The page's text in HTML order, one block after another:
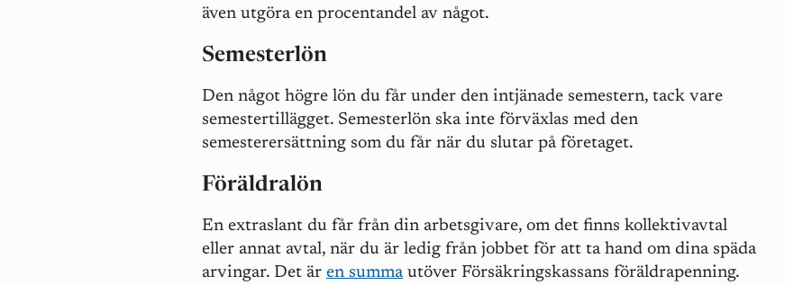
även utgöra en procentandel av något.
Semesterlön
Den något högre lön du får under den intjänade semestern, tack vare
semestertillägget. Semesterlön ska inte förväxlas med den
semesterersättning som du får när du slutar på företaget.
Föräldralön
En extraslant du får från din arbetsgivare, om det finns kollektivavtal
eller annat avtal, när du är ledig från jobbet för att ta hand om dina späda
arvingar. Det är en summautöver Försäkringskassans föräldrapenning.